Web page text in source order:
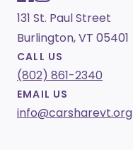
131 St. Paul Street
Burlington, VT 05401
CALL US
(802) 861-2340
EMAIL US
info@carsharevt.org